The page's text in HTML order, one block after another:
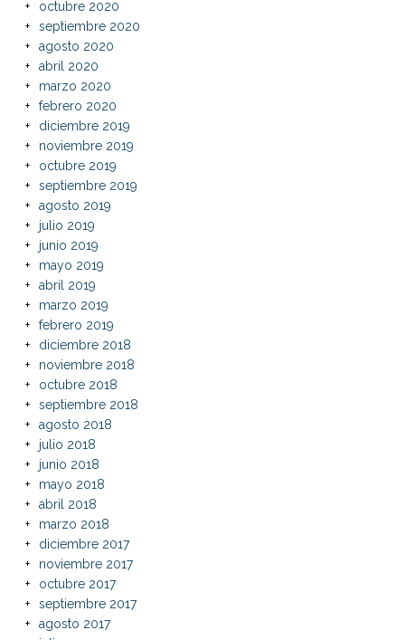
octubre 2020
septiembre 2020
agosto 2020
abril 2020
marzo 2020
febrero 2020
diciembre 2019
noviembre 2019
octubre 2019
septiembre 2019
agosto 2019
julio 2019
junio 2019
mayo 2019
abril 2019
marzo 2019
febrero 2019
diciembre 2018
noviembre 2018
octubre 2018
septiembre 2018
agosto 2018
julio 2018
junio 2018
mayo 2018
abril 2018
marzo 2018
diciembre 2017
noviembre 2017
octubre 2017
septiembre 2017
agosto 2017